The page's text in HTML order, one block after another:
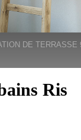
DE TERRASSE
Ris